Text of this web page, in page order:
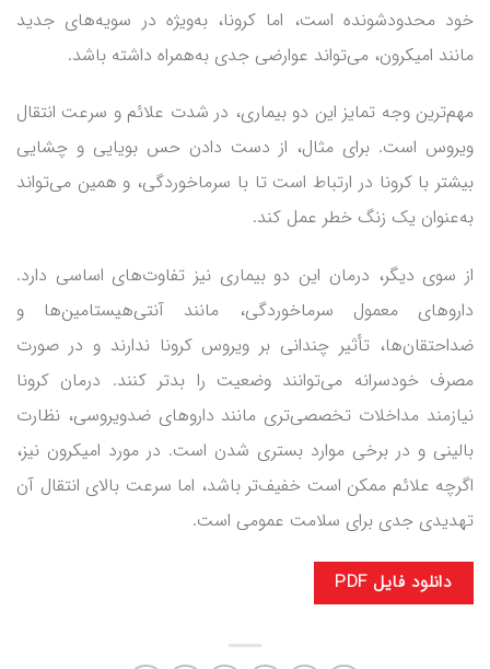
خود محدودشونده است، اما کرونا، به‌ویژه در سویه‌های جدید
مانند امیکرون، می‌تواند عوارضی جدی‌ به‌همراه داشته باشد.
مهم‌ترین وجه تمایز این دو بیماری، در شدت علائم و سرعت انتقال
ویروس است. برای مثال، از دست دادن حس بویایی و چشایی
بیشتر با کرونا در ارتباط است تا با سرماخوردگی، و همین می‌تواند
به‌عنوان یک زنگ خطر عمل کند.
از سوی دیگر، درمان این دو بیماری نیز تفاوت‌های اساسی دارد.
داروهای معمول سرماخوردگی، مانند آنتی‌هیستامین‌ها و
ضداحتقان‌ها، تأثیر چندانی بر ویروس کرونا ندارند و در صورت
مصرف خودسرانه می‌توانند وضعیت را بدتر کنند. درمان کرونا
نیازمند مداخلات تخصصی‌تری مانند داروهای ضدویروسی، نظارت
بالینی و در برخی موارد بستری شدن است. در مورد امیکرون نیز،
اگرچه علائم ممکن است خفیف‌تر باشد، اما سرعت بالای انتقال آن
تهدیدی جدی برای سلامت عمومی است.
دانلود فایل PDF